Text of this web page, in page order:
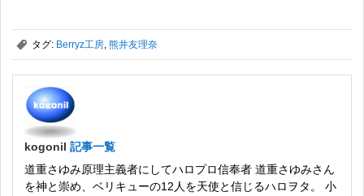
, タグ: Berryz工房, 熊井友理奈
kogonil 記事一覧
道重さゆみ原理主義者にしてハロプロ信奉者 道重さゆみさん
を神と崇め、ベリキューの12人を天使と信じるハロヲタ。 小